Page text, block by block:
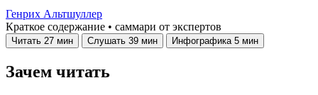
Генрих Альтшуллер
Краткое содержание • саммари от экспертов
Читать 27 мин Слушать 39 мин Инфографика 5 мин
Зачем читать